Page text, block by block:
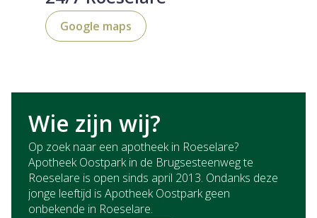
Google maps
Wie zijn wij?
Op zoek naar een apotheek in Roeselare?
Apotheek Oostpark in de Brugsesteenweg te
Roeselare is open sinds april 2013. Ondanks deze
jonge leeftijd is Apotheek Oostpark geen
onbekende in Roeselare.